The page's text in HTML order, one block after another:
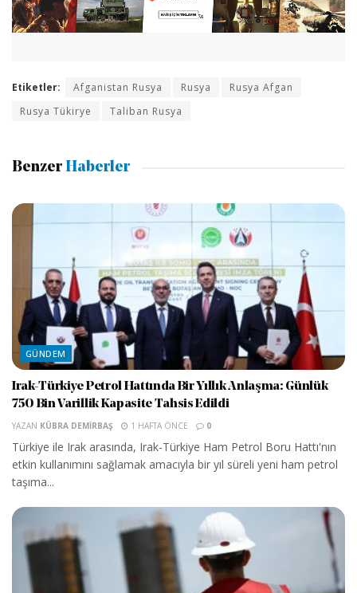
Etiketler: Afganistan Rusya Rusya
Rusya Afgan
Rusya Tükirye
Taliban Rusya
Benzer Haberler
GÜNDEM
Irak-Türkiye Petrol Hattında Bir Yıllık Anlaşma: Günlük
750 Bin Varillik Kapasite Tahsis Edildi
YAZAN KÜBRA DEMIRBAŞ 1 HAFTA ÖNCE 0
Türkiye ile Irak arasında, Irak-Türkiye Ham Petrol Boru Hattı'nın
etkin kullanımını sağlamak amacıyla bir yıl süreli yeni ham petrol
taşıma...